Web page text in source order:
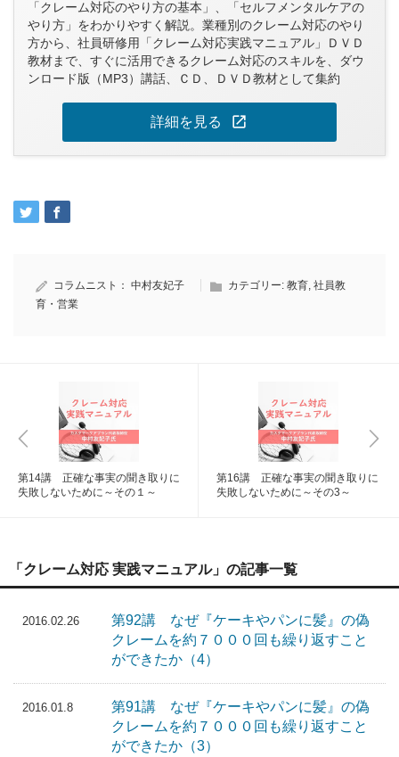
「クレーム対応のやり方の基本」、「セルフメンタルケアの
やり方」をわかりやすく解説。業種別のクレーム対応のやり
方から、社員研修用「クレーム対応実践マニュアル」ＤＶＤ
教材まで、すぐに活用できるクレーム対応のスキルを、ダウ
ンロード版（MP3）講話、ＣＤ、ＤＶＤ教材として集約
詳細を見る open_in_new
コラムニスト： 中村友妃子 カテゴリー: 教育, 社員教
育・営業
第14講 正確な事実の聞き取りに
失敗しないために～その１～
第16講 正確な事実の聞き取りに
失敗しないために～その3～
「クレーム対応 実践マニュアル」の記事一覧
2016.02.26
第92講 なぜ『ケーキやパンに髪』の偽
クレームを約７０００回も繰り返すこと
ができたか（4）
2016.01.8
第91講 なぜ『ケーキやパンに髪』の偽
クレームを約７０００回も繰り返すこと
ができたか（3）